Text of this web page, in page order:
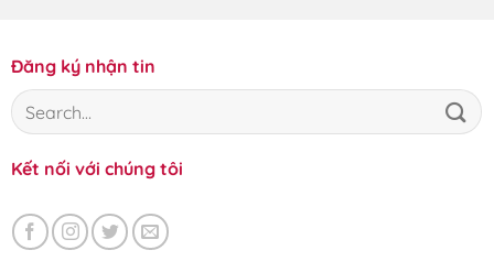
Đăng ký nhận tin
Kết nối với chúng tôi